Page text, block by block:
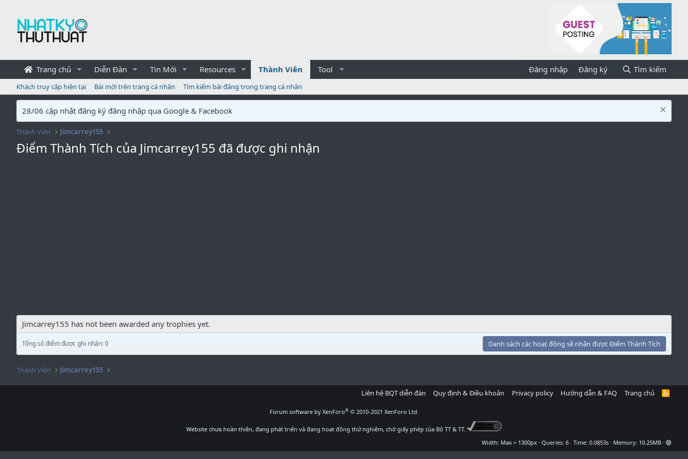
Trang chủ Diễn Đàn Tin Mới Resources Thành Viên Tool Đăng nhập Đăng ký Tìm kiếm
Khách truy cập hiện tại Bài mới trên trang cá nhân Tìm kiếm bài đăng trong trang cá nhân
28/06 cập nhật đăng ký đăng nhập qua Google & Facebook
Thành Viên Jimcarrey155
Điểm Thành Tích của Jimcarrey155 đã được ghi nhận
Jimcarrey155 has not been awarded any trophies yet.
Tổng số điểm được ghi nhận: 0 Danh sách các hoạt động sẽ nhận được Điểm Thành Tích
Thành Viên Jimcarrey155
Liên hệ BQT diễn đàn Quy định & Điều khoản Privacy policy Hướng dẫn & FAQ Trang chủ
R
Forum software by XenForo® © 2010-2021 XenForo Ltd.
Website chưa hoàn thiện, đang phát triển và đang hoạt động thử nghiệm, chờ giấy phép của Bộ TT & TT.
Width
Queries 6 Time 0.0853s Memory 10.25MB